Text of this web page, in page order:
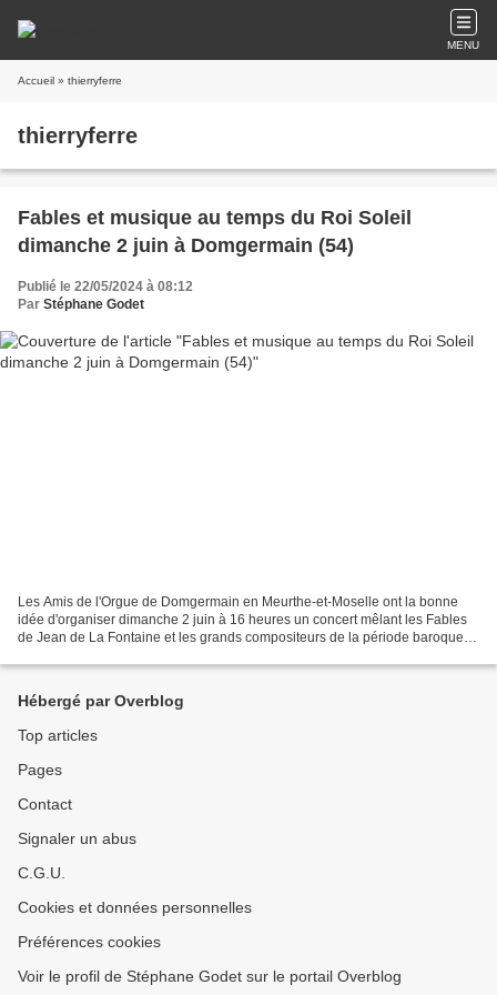
MENU
Accueil » thierryferre
thierryferre
Fables et musique au temps du Roi Soleil
dimanche 2 juin à Domgermain (54)
Publié le 22/05/2024 à 08:12
Par Stéphane Godet
Les Amis de l'Orgue de Domgermain en Meurthe-et-Moselle ont la bonne
idée d'organiser dimanche 2 juin à 16 heures un concert mêlant les Fables
de Jean de La Fontaine et les grands compositeurs de la période baroque
Hébergé par Overblog
Top articles
Pages
Contact
Signaler un abus
C.G.U.
Cookies et données personnelles
Préférences cookies
Voir le profil de Stéphane Godet sur le portail Overblog